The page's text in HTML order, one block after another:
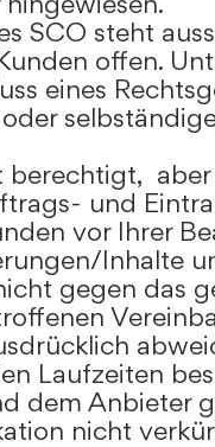
SCO steht
offen.
eines
und
vor Ihrer
Inhalte
gegen das
Laufzeiten
dem Anbieter
nicht